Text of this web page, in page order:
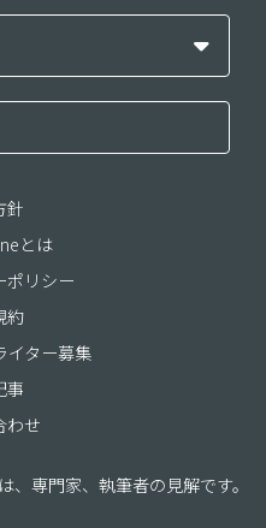
針
とは
ポリシー
約
イター募集
事
わせ
専門家、執筆者の見解です。